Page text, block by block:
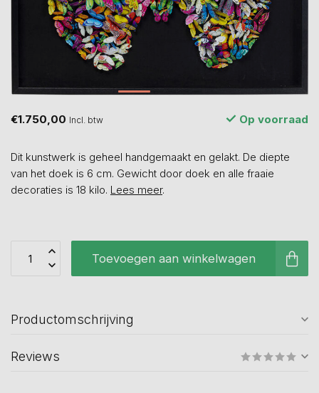
€1.750,00 Incl. btw Op voorraad
Dit kunstwerk is geheel handgemaakt en gelakt. De diepte
van het doek is 6 cm. Gewicht door doek en alle fraaie
decoraties is 18 kilo. Lees meer.
Toevoegen aan winkelwagen
Productomschrijving
Reviews